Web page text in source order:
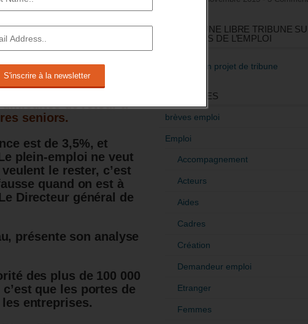
100 000 CADRES
bonne.
difficultés de retour à
seniors.
est de 3,5%, et
plein-emploi ne veut
le rester, c’est
quand on est à
Directeur général de
présente son analyse
des plus de 100 000
que les portes de
les entreprises.
RÉDIGEZ UNE LIBRE TRIBUNE
POLITIQUES DE L’EMPLOI
>Décrire mon projet de tribune
CATÉGORIES
brèves emploi
Emploi
Accompagnement
Acteurs
Aides
Cadres
Création
Demandeur emploi
Etranger
Femmes